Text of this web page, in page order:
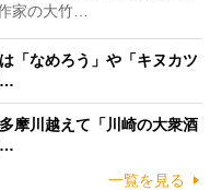
家の大竹…
「なめろう」や「キヌカツ
…
摩川越えて「川崎の大衆酒
…
一覧を見る